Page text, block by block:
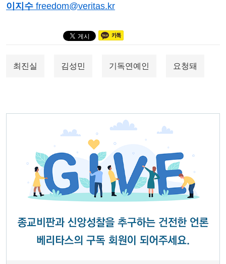
이지수 freedom@veritas.kr
최진실 김성민 기독연예인 요청돼